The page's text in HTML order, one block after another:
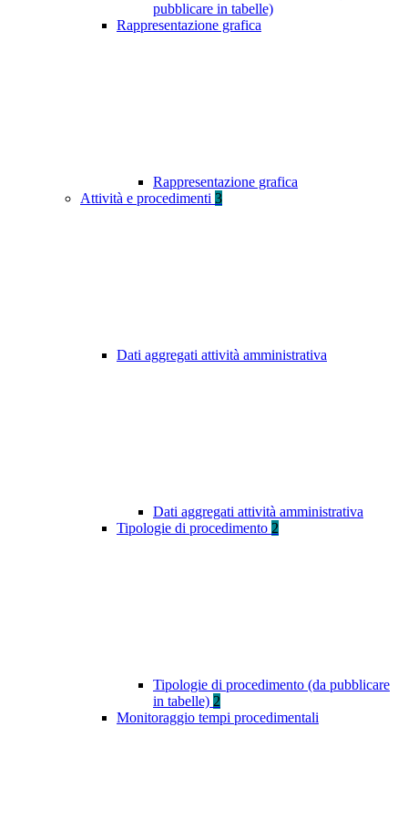
pubblicare in tabelle)
Rappresentazione grafica
Rappresentazione grafica
Attività e procedimenti 3
Dati aggregati attività amministrativa
Dati aggregati attività amministrativa
Tipologie di procedimento 2
Tipologie di procedimento (da pubblicare
in tabelle) 2
Monitoraggio tempi procedimentali